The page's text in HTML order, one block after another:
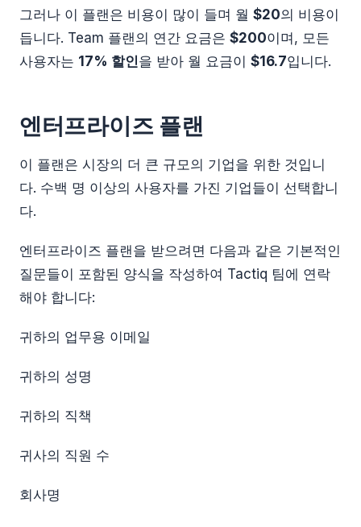
그러나 이 플랜은 비용이 많이 들며 월 $20의 비용이
듭니다. Team 플랜의 연간 요금은 $200이며, 모든
사용자는 17% 할인을 받아 월 요금이 $16.7입니다.
엔터프라이즈 플랜
이 플랜은 시장의 더 큰 규모의 기업을 위한 것입니
다. 수백 명 이상의 사용자를 가진 기업들이 선택합니
다.
엔터프라이즈 플랜을 받으려면 다음과 같은 기본적인
질문들이 포함된 양식을 작성하여 Tactiq 팀에 연락
해야 합니다:
귀하의 업무용 이메일
귀하의 성명
귀하의 직책
귀사의 직원 수
회사명